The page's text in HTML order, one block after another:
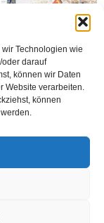
Technologien wie
darauf
können wir Daten
Website verarbeiten.
können
MÜSİAD Genel Başkanı
buluşturduğu bir
noktada birleşti“